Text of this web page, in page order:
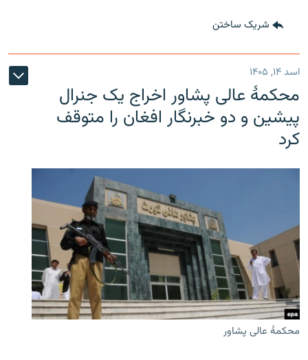
شریک ساختن
اسد ۱۴, ۱۴۰۵
محکمۀ عالی پشاور اخراج یک جنرال
پیشین و دو خبرنگار افغان را متوقف
کرد
محکمۀ عالی پشاور